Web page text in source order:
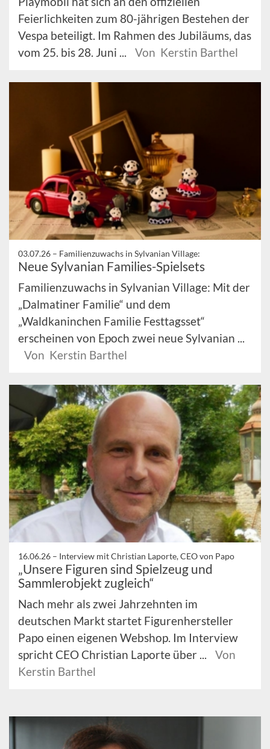
Feierlichkeiten zum 80-jährigen Bestehen der
Vespa beteiligt. Im Rahmen des Jubiläums, das
vom 25. bis 28. Juni ...
Von Kerstin Barthel
03.07.26 – Familienzuwachs in Sylvanian Village:
Neue Sylvanian Families-Spielsets
Familienzuwachs in Sylvanian Village: Mit der
„Dalmatiner Familie“ und dem
„Waldkaninchen Familie Festtagsset“
erscheinen von Epoch zwei neue Sylvanian ...
Von Kerstin Barthel
16.06.26 – Interview mit Christian Laporte, CEO von Papo
„Unsere Figuren sind Spielzeug und
Sammlerobjekt zugleich“
Nach mehr als zwei Jahrzehnten im
deutschen Markt startet Figurenhersteller
Papo einen eigenen Webshop. Im Interview
spricht CEO Christian Laporte über ...
Von
Kerstin Barthel